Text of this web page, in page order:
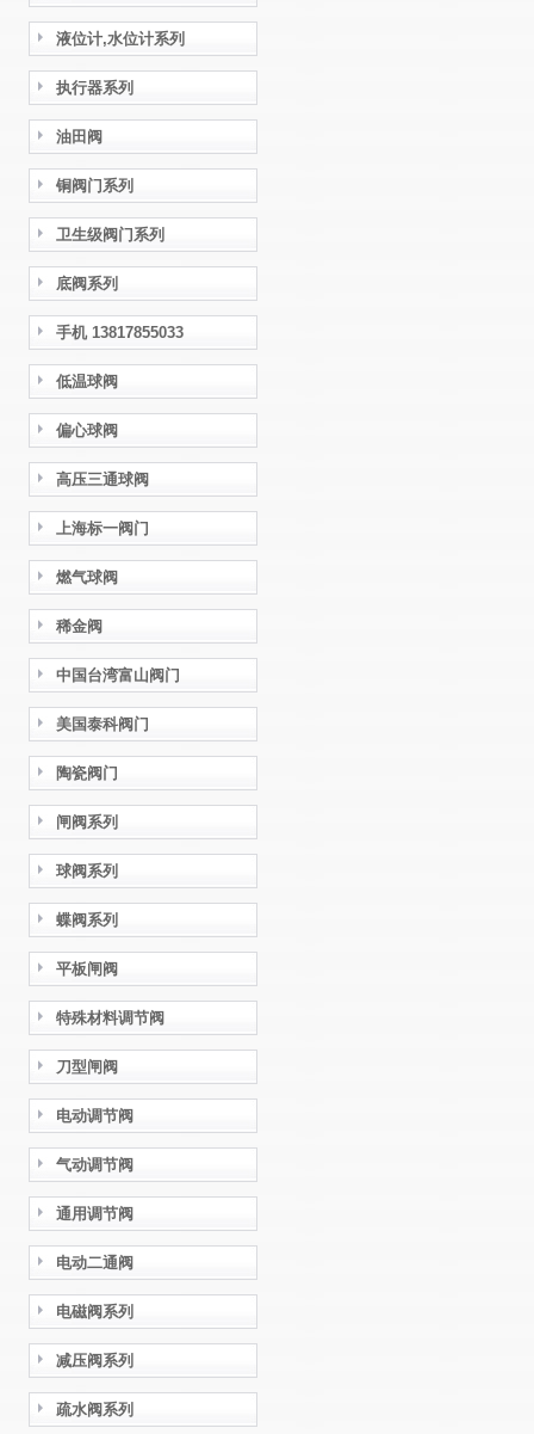
液位计,水位计系列
执行器系列
油田阀
铜阀门系列
卫生级阀门系列
底阀系列
手机 13817855033
低温球阀
偏心球阀
高压三通球阀
上海标一阀门
燃气球阀
稀金阀
中国台湾富山阀门
美国泰科阀门
陶瓷阀门
闸阀系列
球阀系列
蝶阀系列
平板闸阀
特殊材料调节阀
刀型闸阀
电动调节阀
气动调节阀
通用调节阀
电动二通阀
电磁阀系列
减压阀系列
疏水阀系列